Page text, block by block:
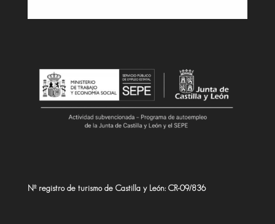
Nº registro de turismo de Castilla y León: CR-09/836